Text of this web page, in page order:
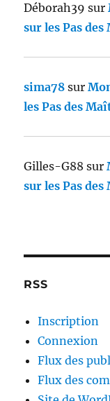
Déborah39 sur
sur les Pas
sima78 sur
les Pas des
Gilles-G88 sur
sur les Pas
RSS
Inscription
Connexion
Flux des
Flux des